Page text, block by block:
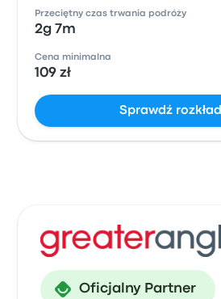
Przeciętny czas trwania podróży
2g 7m
Cena minimalna
109 zł
Sprawdź rozkład
Oficjalny Partner